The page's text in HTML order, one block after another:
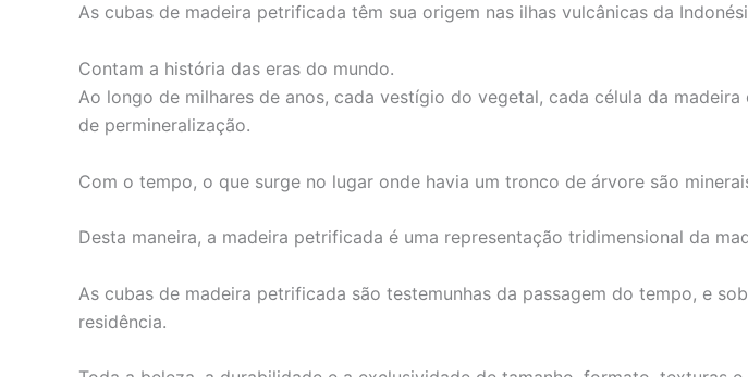
As cubas de madeira petrificada têm sua origem nas ilhas vulcânicas da
Contam a história das eras do mundo.
Ao longo de milhares de anos, cada vestígio do vegetal, cada célula da
de permineralização.
Com o tempo, o que surge no lugar onde havia um tronco de árvore são
Desta maneira, a madeira petrificada é uma representação tridimensional da
As cubas de madeira petrificada são testemunhas da passagem do tempo, e
residência.